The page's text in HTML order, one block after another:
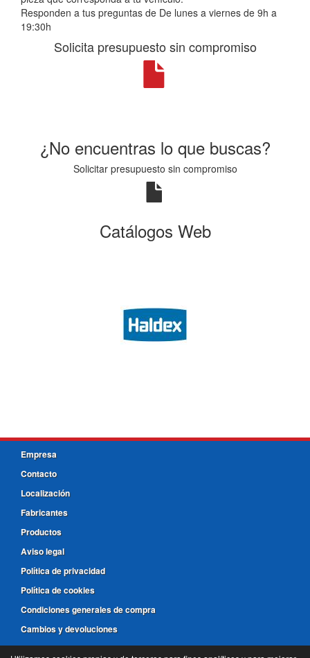
Responden a tus preguntas de De lunes a viernes de 9h a
19:30h
Solicita presupuesto sin compromiso
¿No encuentras lo que buscas?
Solicitar presupuesto sin compromiso
Catálogos Web
Empresa
Contacto
Localización
Fabricantes
Productos
Aviso legal
Política de privacidad
Política de cookies
Condiciones generales de compra
Cambios y devoluciones